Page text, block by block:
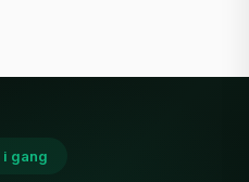
i gang